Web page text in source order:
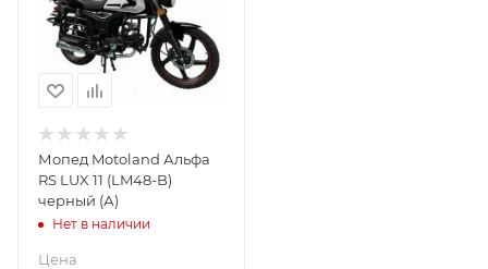
Мопед Motoland Альфа
RS LUX 11 (LM48-B)
черный (А)
Нет в наличии
Цена